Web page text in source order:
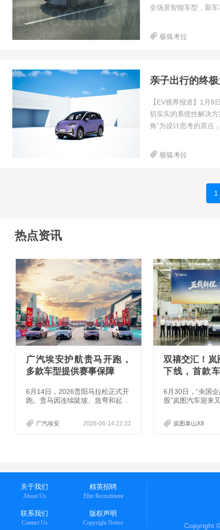
全场景智能车型，新
极狐考拉
亲子出行的终
【EV视界报道】1月
切实实的系统性解决
角”为设计思考的原点
极狐考拉
1
热点资讯
广汽埃安护航贵马开跑，
多款车型提供赛事保障
6月14日，2026贵阳马拉松正式开
跑。贵马因连续陡坡、急弯和起伏
注。这一路段不仅考验跑者的耐力
与意志，也对赛事保障车辆的动
2026-06-14 22:31
广汽埃安
双禧交汇！岚
下线，首款
6月30日，“央国
股”岚图汽车迎来
X8 EV下线暨岚
五周年。双禧交
岚图泰山X8
关于我们
About Us
精英招聘
Elite Recruitment
联系我们
Contact Us
版权声明
Copyright Notice Copyright